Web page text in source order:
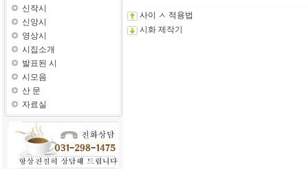
신작시
신앙시
영상시
시집소개
발표된 시
시모음
산 문
자료실
사이 ㅅ 적용법
시화 제작기